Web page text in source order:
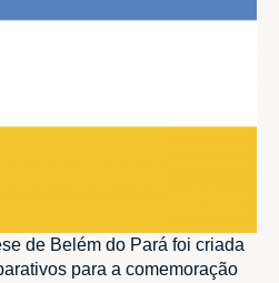
de Belém do Pará foi criada
para a comemoração